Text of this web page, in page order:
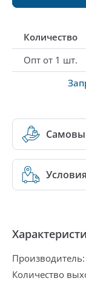
Количество
Опт от 1 шт.
Производитель:
Количество